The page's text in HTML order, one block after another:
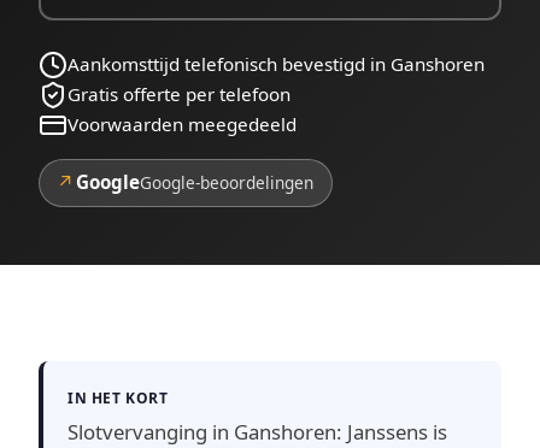
Aankomsttijd telefonisch bevestigd in Ganshoren
Gratis offerte per telefoon
Voorwaarden meegedeeld
↗ GoogleGoogle-beoordelingen
IN HET KORT
Slotvervanging in Ganshoren: Janssens is